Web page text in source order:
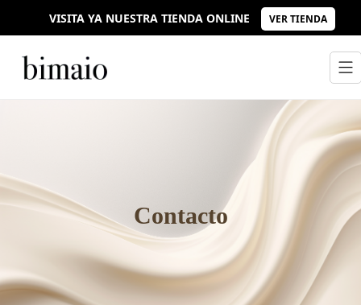
VISITA YA NUESTRA TIENDA ONLINE VER TIENDA
Contacto